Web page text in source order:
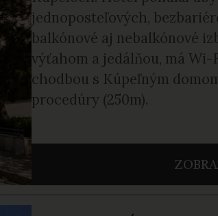
jednoposteľových,
balkónové aj nebalkónové
výťahom a jedálňou, má
chodbou s Kúpeľným
procedúry (250m).